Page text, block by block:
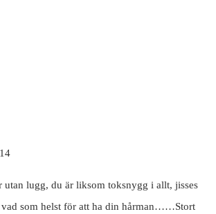
utan lugg, du är liksom toksnygg i allt, jisses
vad som helst för att ha din hårman……Stort